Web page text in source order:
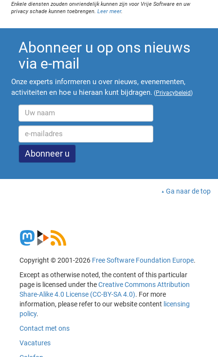
Enkele diensten zouden onvriendelijk kunnen zijn voor Vrije Software en uw
privacy schade kunnen toebrengen.Leer meer.
Abonneer u op ons nieuws
via e-mail
Onze experts informeren u over nieuws, evenementen,
activiteiten en hoe u hieraan kunt bijdragen. (Privacybeleid)
Ga naar de top
Copyright © 2001-2026 Free Software Foundation Europe.
Except as otherwise noted, the content of this particular
page is licensed under theCreative Commons Attribution
Share-Alike 4.0 License (CC-BY-SA 4.0). For more
information, please refer to our website content licensing
policy.
Contact met ons
Vacatures